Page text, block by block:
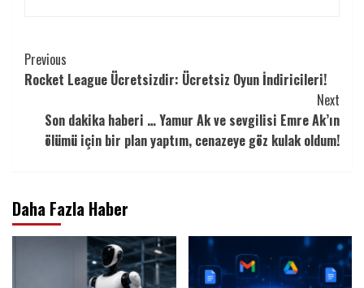
Continue
Reading
Previous
Rocket League Ücretsizdir: Ücretsiz Oyun İndiricileri!
Next
Son dakika haberi … Yamur Ak ve sevgilisi Emre Ak’ın
ölümü için bir plan yaptım, cenazeye göz kulak oldum!
Daha Fazla Haber